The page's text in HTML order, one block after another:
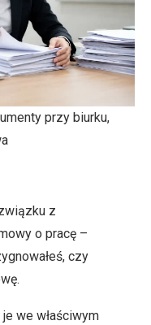
przy biurku,
z
o pracę –
czy
we właściwym